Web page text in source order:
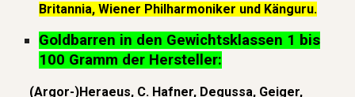
Britannia, Wiener Philharmoniker und Känguru.
Goldbarren in den Gewichtsklassen 1 bis
100 Gramm der Hersteller:
(Argor-)Heraeus, C. Hafner, Degussa, Geiger,